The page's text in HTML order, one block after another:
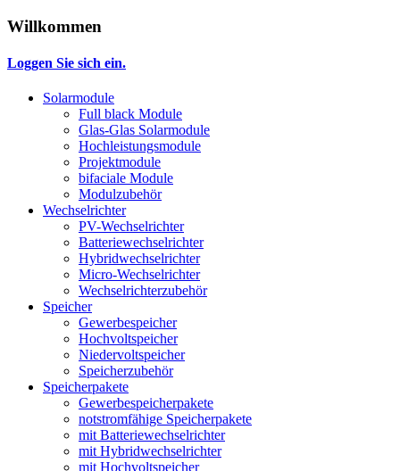
Willkommen
Loggen Sie sich ein.
Solarmodule
Full black Module
Glas-Glas Solarmodule
Hochleistungsmodule
Projektmodule
bifaciale Module
Modulzubehör
Wechselrichter
PV-Wechselrichter
Batteriewechselrichter
Hybridwechselrichter
Micro-Wechselrichter
Wechselrichterzubehör
Speicher
Gewerbespeicher
Hochvoltspeicher
Niedervoltspeicher
Speicherzubehör
Speicherpakete
Gewerbespeicherpakete
notstromfähige Speicherpakete
mit Batteriewechselrichter
mit Hybridwechselrichter
mit Hochvoltspeicher